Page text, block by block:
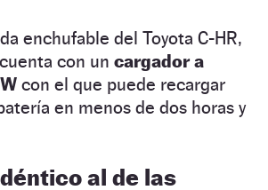
enchufable del Toyota C-HR,
con un cargador a
con el que puede recargar
en menos de dos horas y
al de las